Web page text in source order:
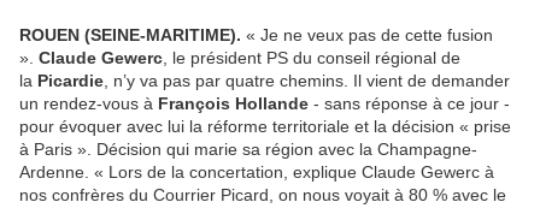
ROUEN (SEINE-MARITIME). « Je ne veux pas de cette fusion
». Claude Gewerc , le président PS du conseil régional de
la Picardie , n’y va pas par quatre chemins. Il vient de demander
un rendez-vous à François Hollande - sans réponse à ce jour -
pour évoquer avec lui la réforme territoriale et la décision « prise
à Paris ». Décision qui marie sa région avec la Champagne-
Ardenne. « Lors de la concertation, explique Claude Gewerc à
nos confrères du Courrier Picard, on nous voyait à 80 % avec le